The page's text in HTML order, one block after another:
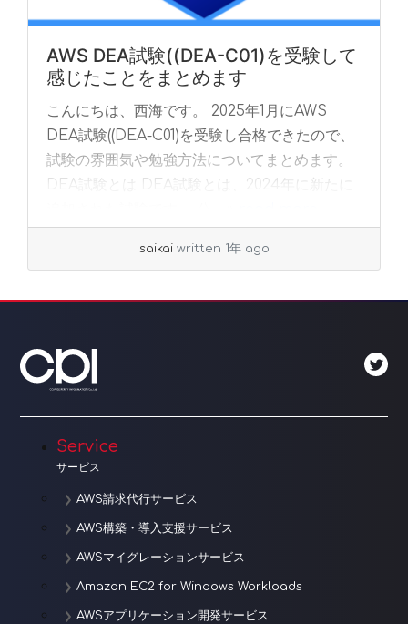
AWS DEA試験((DEA-C01)を受験して
感じたことをまとめます
こんにちは、西海です。 2025年1月にAWS
DEA試験((DEA-C01)を受験し合格できたので、
試験の雰囲気や勉強方法についてまとめます。
DEA試験とは DEA試験とは、2024年に新たに
saikai written 1年 ago
Service
サービス
AWS請求代行サービス
AWS構築・導入支援サービス
AWSマイグレーションサービス
Amazon EC2 for Windows Workloads
AWSアプリケーション開発サービス